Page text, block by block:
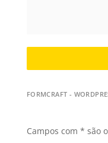
FORMCRAFT -
Campos com * são